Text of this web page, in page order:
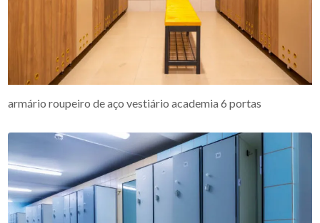
armário roupeiro de aço vestiário academia 6 portas